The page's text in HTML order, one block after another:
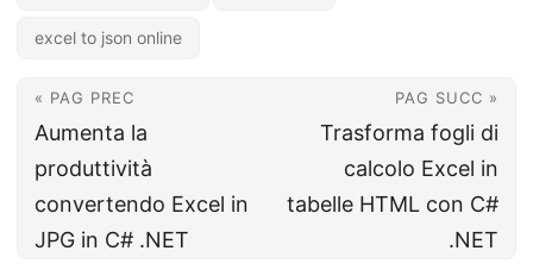
excel to json online
« PAG PREC
Aumenta la
produttività
convertendo Excel in
JPG in C# .NET
PAG SUCC »
Trasforma fogli di
calcolo Excel in
tabelle HTML con C#
.NET